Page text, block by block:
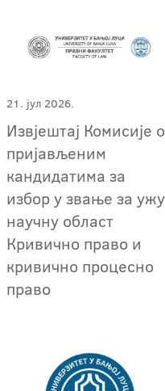
21. јул 2026.
Извјештај Комисије о
пријављеним
кандидатима за
избор у звање за ужу
научну област
Кривично право и
кривично процесно
право